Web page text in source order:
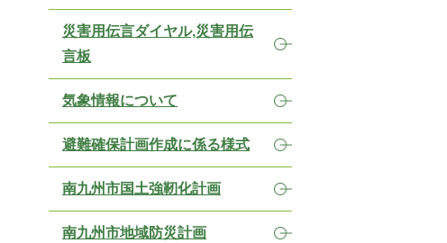
災害用伝言ダイヤル,災害用伝
言板
気象情報について
避難確保計画作成に係る様式
南九州市国土強靭化計画
南九州市地域防災計画